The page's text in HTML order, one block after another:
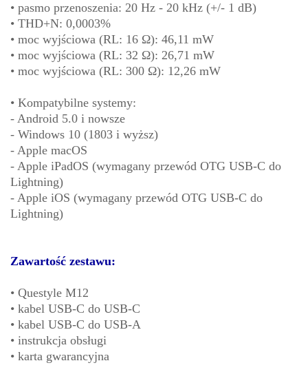
• pasmo przenoszenia: 20 Hz - 20 kHz (+/- 1 dB)
• THD+N: 0,0003%
• moc wyjściowa (RL: 16 Ω): 46,11 mW
• moc wyjściowa (RL: 32 Ω): 26,71 mW
• moc wyjściowa (RL: 300 Ω): 12,26 mW
• Kompatybilne systemy:
- Android 5.0 i nowsze
- Windows 10 (1803 i wyższ)
- Apple macOS
- Apple iPadOS (wymagany przewód OTG USB-C do
Lightning)
- Apple iOS (wymagany przewód OTG USB-C do
Lightning)
Zawartość zestawu:
• Questyle M12
• kabel USB-C do USB-C
• kabel USB-C do USB-A
• instrukcja obsługi
• karta gwarancyjna